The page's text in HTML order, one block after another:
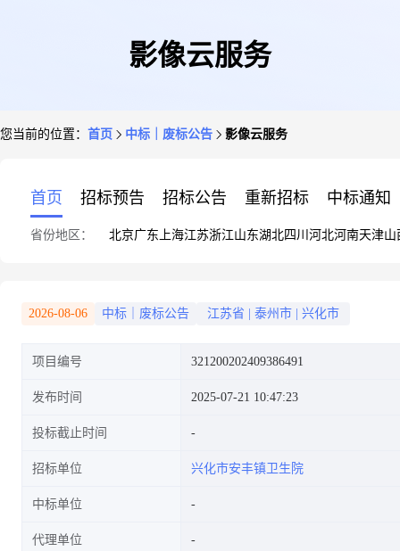
影像云服务
您当前的位置： 首页 中标｜废标公告 影像云服务
首页 招标预告 招标公告 重新招标 中标通知
省份地区： 北京广东 上海江苏浙江山东湖北四川 河北河南天津山
2026-08-06 中标｜废标公告 江苏省 泰州市 兴化市
项目编号 321200202409386491
发布时间 2025-07-21 10:47:23
投标截止时间
招标单位 兴化市安丰镇卫生院
中标单位
代理单位